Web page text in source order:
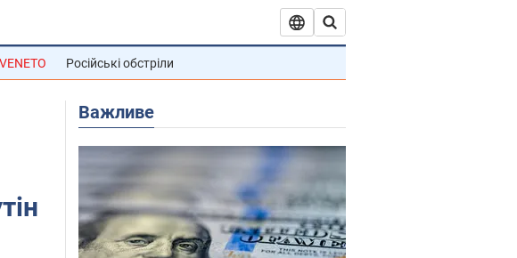
VENETO Російські обстріли
Важливе